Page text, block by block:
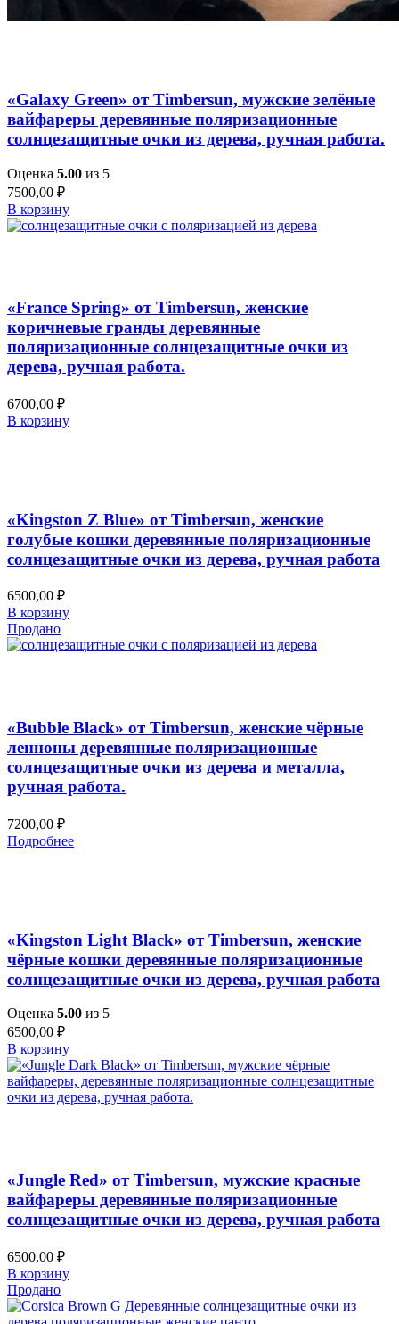
«Galaxy Green» от Timbersun, мужские зелёные
вайфареры деревянные поляризационные
солнцезащитные очки из дерева, ручная работа.
Оценка 5.00 из 5
7500,00 ₽
В корзину
«France Spring» от Timbersun, женские
коричневые гранды деревянные
поляризационные солнцезащитные очки из
дерева, ручная работа.
6700,00 ₽
В корзину
«Kingston Z Blue» от Timbersun, женские
голубые кошки деревянные поляризационные
солнцезащитные очки из дерева, ручная работа
6500,00 ₽
В корзину
Продано
«Bubble Black» от Timbersun, женские чёрные
ленноны деревянные поляризационные
солнцезащитные очки из дерева и металла,
ручная работа.
7200,00 ₽
Подробнее
«Kingston Light Black» от Timbersun, женские
чёрные кошки деревянные поляризационные
солнцезащитные очки из дерева, ручная работа
Оценка 5.00 из 5
6500,00 ₽
В корзину
«Jungle Red» от Timbersun, мужские красные
вайфареры деревянные поляризационные
солнцезащитные очки из дерева, ручная работа
6500,00 ₽
В корзину
Продано